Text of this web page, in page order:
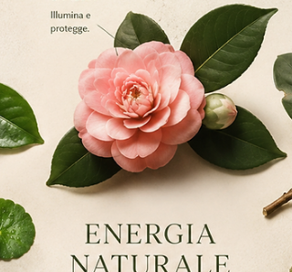
davvero la differenza. Ecco tutto quello
che c'e da sapere sui cosmetici
waterproof e come usarli al meglio I
cosmetici waterproof sono formulati
ingredienti che aderiscono meglio alla
pelle e resistono all'acqua, al sudore e
all'umidita. Restano perfetti anche
durante le giornate piu torridi o mentre